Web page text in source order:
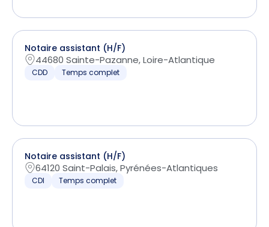
Notaire assistant (H/F)
44680 Sainte-Pazanne, Loire-Atlantique
CDD Temps complet
Notaire assistant (H/F)
64120 Saint-Palais, Pyrénées-Atlantiques
CDI Temps complet